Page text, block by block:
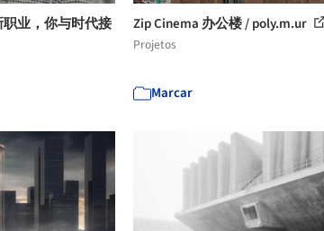
业，你与时代接
Zip Cinema 办公楼 / poly.m.ur
Projetos
Marcar